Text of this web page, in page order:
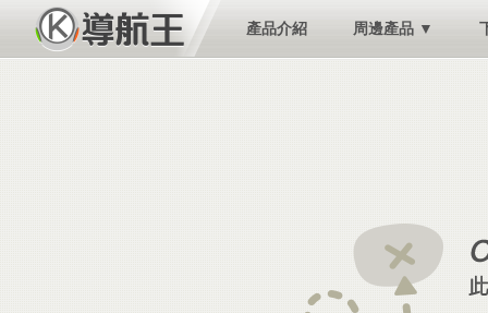
產品介紹 周邊產品 ▼